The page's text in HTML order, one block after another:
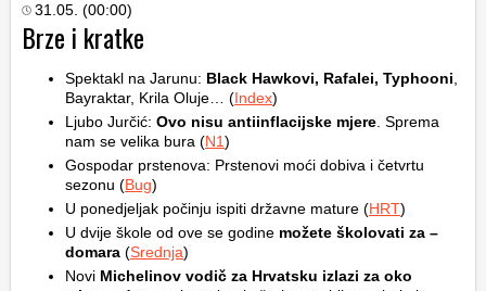
31.05. (00:00)
Brze i kratke
Spektakl na Jarunu: Black Hawkovi, Rafalei, Typhooni
Bayraktar, Krila Oluje… (Index)
Ljubo Jurčić: Ovo nisu antiinflacijske mjere . Sprema
nam se velika bura (N1)
Gospodar prstenova: Prstenovi moći dobiva i četvrtu
sezonu (Bug)
U ponedjeljak počinju ispiti državne mature (HRT)
U dvije škole od ove se godine možete školovati za –
domara (Srednja)
Novi Michelinov vodič za Hrvatsku izlazi za oko